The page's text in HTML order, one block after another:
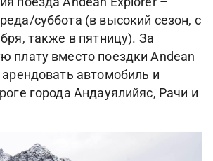
суббота (в высокий сезон, с
также в пятницу). За
плату вместо поездки Andean
автомобиль и
города Андауялийяс, Рачи и